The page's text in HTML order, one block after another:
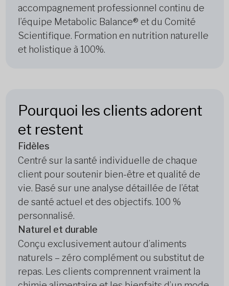
accompagnement professionnel continu de
l’équipe Metabolic Balance® et du Comité
Scientifique. Formation en nutrition naturelle
et holistique à 100%.
Pourquoi les clients adorent
et restent
Fidèles
Centré sur la santé individuelle de chaque
client pour soutenir bien-être et qualité de
vie. Basé sur une analyse détaillée de l’état
de santé actuel et des objectifs. 100 %
personnalisé.
Naturel et durable
Conçu exclusivement autour d’aliments
naturels – zéro complément ou substitut de
repas. Les clients comprennent vraiment la